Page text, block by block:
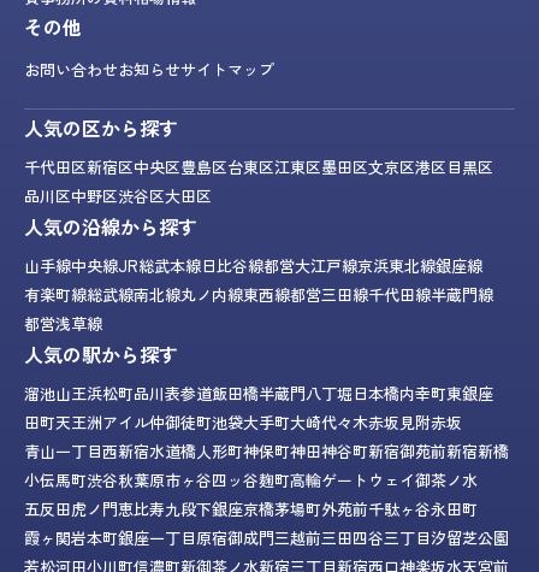
その他
お問い合わせお知らせサイトマップ
人気の区から探す
千代田区新宿区中央区豊島区台東区江東区墨田区文京区港区目黒区
品川区中野区渋谷区大田区
人気の沿線から探す
山手線中央線JR総武本線日比谷線都営大江戸線京浜東北線銀座線
有楽町線総武線南北線丸ノ内線東西線都営三田線千代田線半蔵門線
都営浅草線
人気の駅から探す
溜池山王浜松町品川表参道飯田橋半蔵門八丁堀日本橋内幸町東銀座
田町天王洲アイル仲御徒町池袋大手町大崎代々木赤坂見附赤坂
青山一丁目西新宿水道橋人形町神保町神田神谷町新宿御苑前新宿新橋
小伝馬町渋谷秋葉原市ヶ谷四ッ谷麹町高輪ゲートウェイ御茶ノ水
五反田虎ノ門恵比寿九段下銀座京橋茅場町外苑前千駄ヶ谷永田町
霞ヶ関岩本町銀座一丁目原宿御成門三越前三田四谷三丁目汐留芝公園
若松河田小川町信濃町新御茶ノ水新宿三丁目新宿西口神楽坂水天宮前